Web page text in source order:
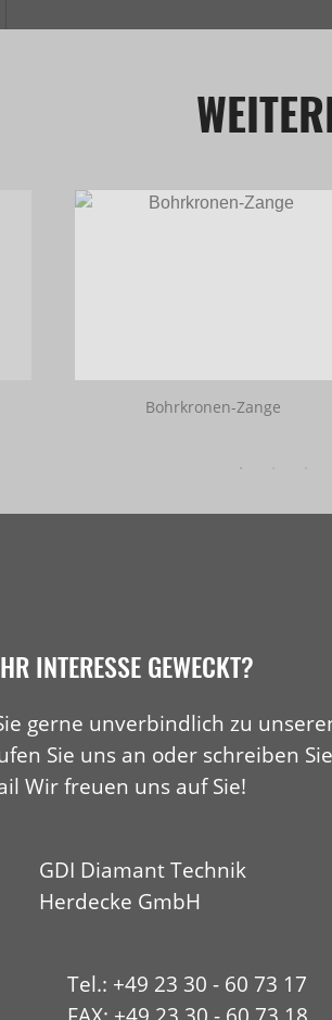
Bohrkronen-Zange
INTERESSE GEWECKT?
gerne unverbindlich zu
Sie uns an oder schreiben Sie
Wir freuen uns auf Sie!
GDI Diamant Technik
Herdecke GmbH
Tel.: +49 23 30 - 60 73 17